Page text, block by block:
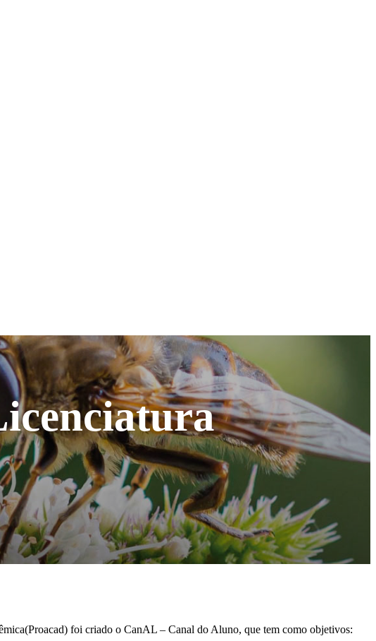
foi criado o CanAL – Canal do Aluno, que tem como objetivos: